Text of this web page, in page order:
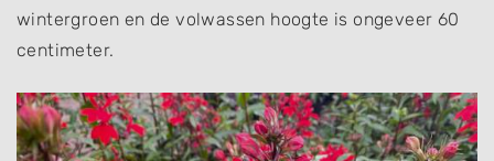
wintergroen en de volwassen hoogte is ongeveer 60
centimeter.